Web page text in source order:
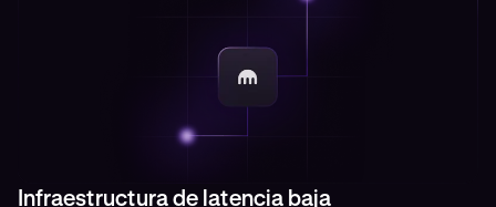
Infraestructura de latencia baja